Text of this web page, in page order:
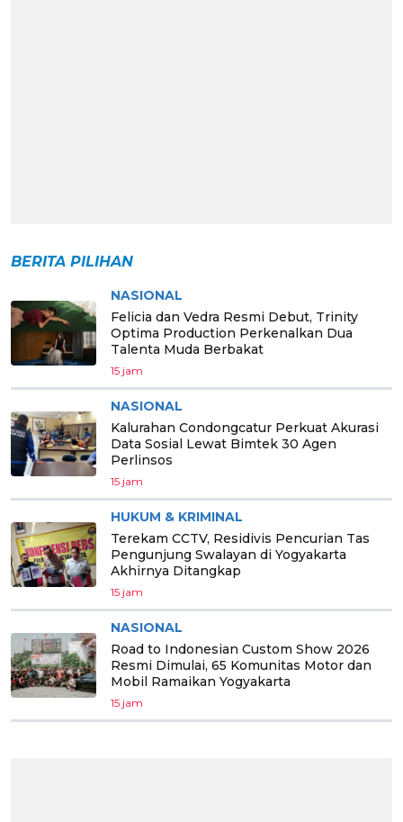
BERITA PILIHAN
NASIONAL
Felicia dan Vedra Resmi Debut, Trinity
Optima Production Perkenalkan Dua
Talenta Muda Berbakat
15 jam
NASIONAL
Kalurahan Condongcatur Perkuat Akurasi
Data Sosial Lewat Bimtek 30 Agen
Perlinsos
15 jam
HUKUM & KRIMINAL
Terekam CCTV, Residivis Pencurian Tas
Pengunjung Swalayan di Yogyakarta
Akhirnya Ditangkap
15 jam
NASIONAL
Road to Indonesian Custom Show 2026
Resmi Dimulai, 65 Komunitas Motor dan
Mobil Ramaikan Yogyakarta
15 jam